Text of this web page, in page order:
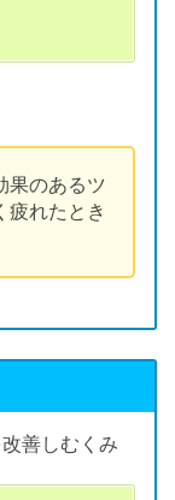
果のあるツ
疲れたとき
善しむくみ